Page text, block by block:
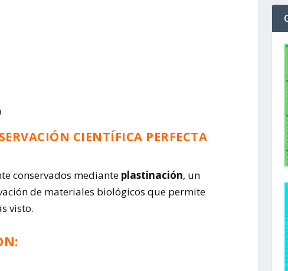
CIENTÍFICA PERFECTA
conservados mediante plastinación, un
de materiales biológicos que permite
visto.